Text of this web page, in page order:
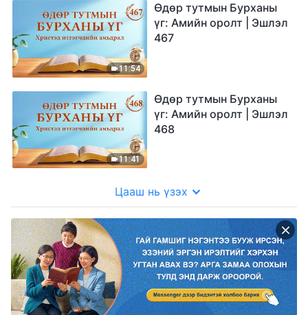
11:54
Өдөр тутмын Бурханы
үг: Амийн оролт | Эшлэл
467
11:41
Өдөр тутмын Бурханы
үг: Амийн оролт | Эшлэл
468
Цааш нь үзэх